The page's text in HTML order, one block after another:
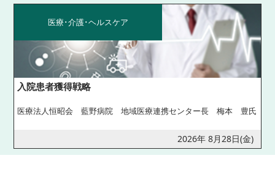
医療･介護･ヘルスケア
入院患者獲得戦略
医療法人恒昭会 藍野病院 地域医療連携センター長 梅本 豊氏
2026年 8月28日(金)